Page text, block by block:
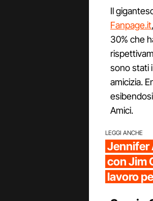
Il
Fanpage.it
30% che
sono stati
amicizia.
Amici.
LEGGI ANCHE
Jennifer
con Jim
lavoro